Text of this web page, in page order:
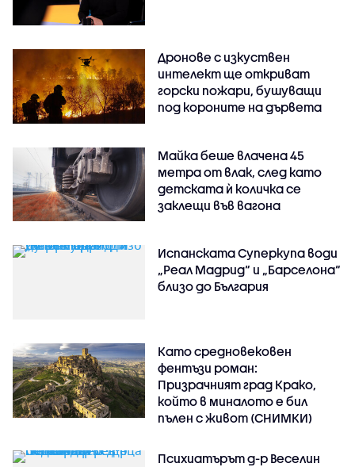
Дронове с изкуствен
интелект ще откриват
горски пожари, бушуващи
под короните на дървета
Майка беше влачена 45
метра от влак, след като
детската ѝ количка се
заклещи във вагона
Испанската Суперкупа води
„Реал Мадрид“ и „Барселона“
близо до България
Като средновековен
фентъзи роман:
Призрачният град Крако,
който в миналото е бил
пълен с живот (СНИМКИ)
Психиатърът д-р Веселин